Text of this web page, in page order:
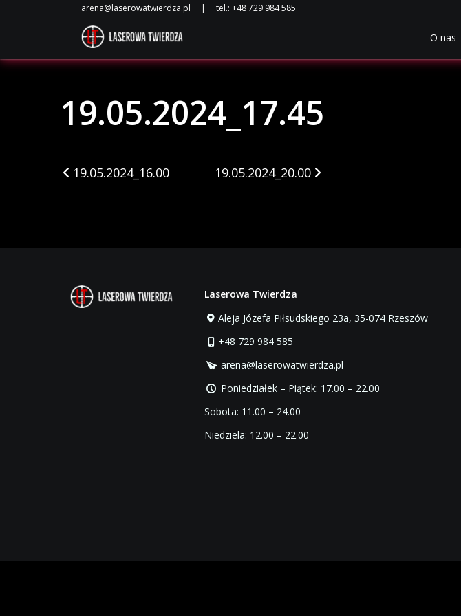
arena@laserowatwierdza.pl | tel.: +48 729 984 585
O nas
19.05.2024_17.45
19.05.2024_17.45
Nawigacja po artykułach
19.05.2024_16.00 19.05.2024_20.00
Laserowa Twierdza
Aleja Józefa Piłsudskiego 23a, 35-074 Rzeszów
+48 729 984 585
arena@laserowatwierdza.pl
Poniedziałek – Piątek: 17.00 – 22.00
Sobota: 11.00 – 24.00
Niedziela: 12.00 – 22.00